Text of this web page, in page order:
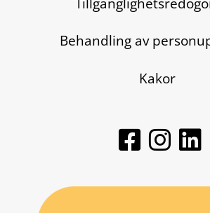
Behandling av
Kakor